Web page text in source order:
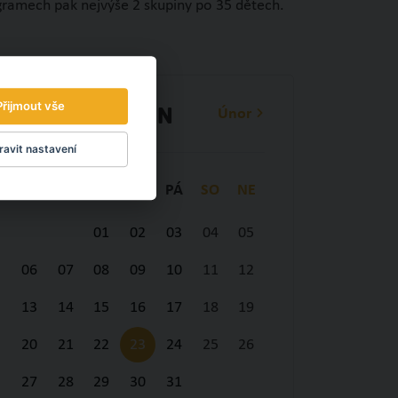
pak nejvýše 2 skupiny po 35 dětech.
Leden Únor
PÁ SO NE
01 02 03 04 05
06 07 08 09 10 11 12
13 14 15 16 17 18 19
20 21 22 23 24 25 26
27 28 29 30 31
vše
nastavení